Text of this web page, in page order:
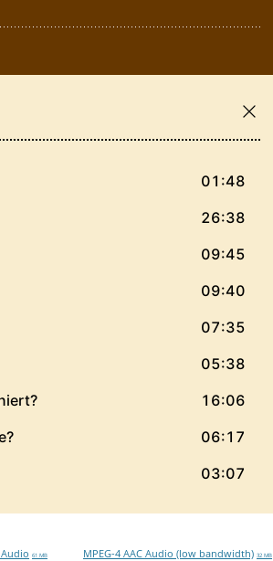
Audio 61 MB MPEG-4 AAC Audio (low bandwidth) 32 MB